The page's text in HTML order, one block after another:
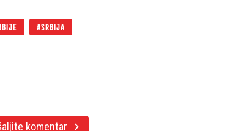
SRBIJA
komentar